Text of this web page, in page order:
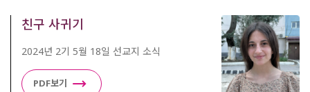
친구 사귀기
2024년 2기 5월 18일 선교지 소식
PDF보기